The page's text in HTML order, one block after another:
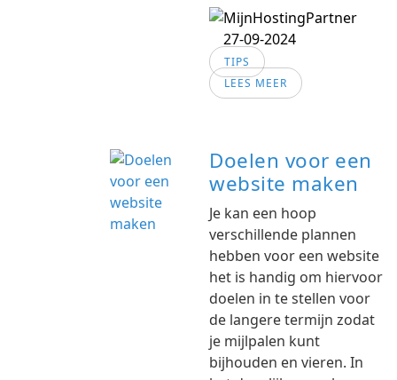
27-09-2024
TIPS
LEES MEER
Doelen voor een
website maken
Je kan een hoop
verschillende plannen
hebben voor een website
het is handig om hiervoor
doelen in te stellen voor
de langere termijn zodat
je mijlpalen kunt
bijhouden en vieren. In